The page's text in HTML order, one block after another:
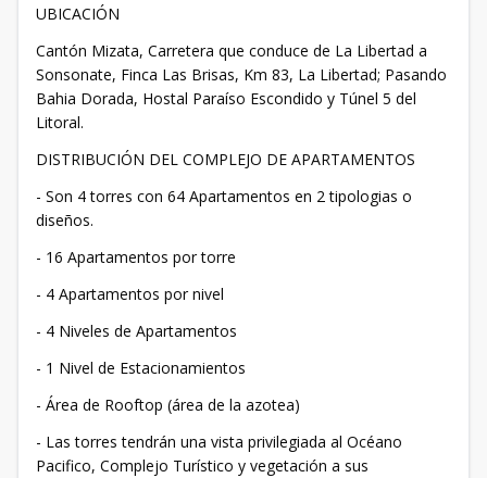
UBICACIÓN
Cantón Mizata, Carretera que conduce de La Libertad a
Sonsonate, Finca Las Brisas, Km 83, La Libertad; Pasando
Bahia Dorada, Hostal Paraíso Escondido y Túnel 5 del
Litoral.
DISTRIBUCIÓN DEL COMPLEJO DE APARTAMENTOS
- Son 4 torres con 64 Apartamentos en 2 tipologias o
diseños.
- 16 Apartamentos por torre
- 4 Apartamentos por nivel
- 4 Niveles de Apartamentos
- 1 Nivel de Estacionamientos
- Área de Rooftop (área de la azotea)
- Las torres tendrán una vista privilegiada al Océano
Pacifico, Complejo Turístico y vegetación a sus